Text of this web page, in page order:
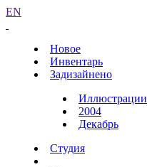
EN
Новое
Инвентарь
Задизайнено
Иллюстрации
2004
Декабрь
Студия